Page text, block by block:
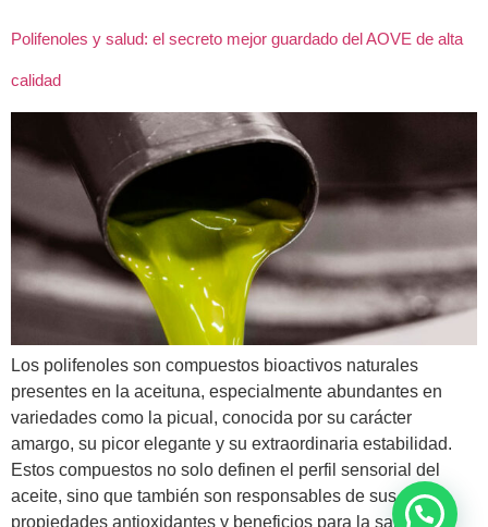
Polifenoles y salud: el secreto mejor guardado del AOVE de alta
calidad
Los polifenoles son compuestos bioactivos naturales
presentes en la aceituna, especialmente abundantes en
variedades como la picual, conocida por su carácter
amargo, su picor elegante y su extraordinaria estabilidad.
Estos compuestos no solo definen el perfil sensorial del
aceite, sino que también son responsables de sus
propiedades antioxidantes y beneficios para la salud. En